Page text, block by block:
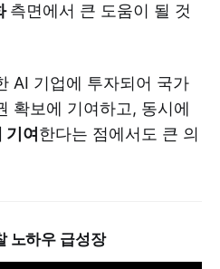
측면에서 큰 도움이 될 것
AI 기업에 투자되어 국가
확보에 기여하고, 동시에
기여 한다는 점에서도 큰 의
노하우 급성장